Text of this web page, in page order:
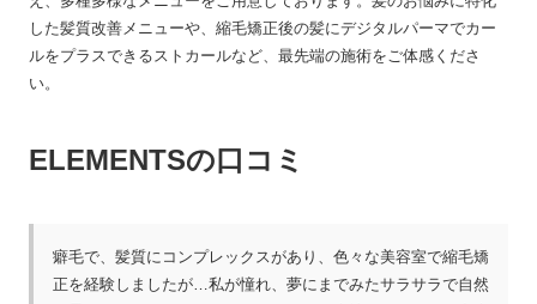
した髪質改善メニューや、縮毛矯正後の髪にデジタルパーマでカー
ルをプラスできるストカールなど、最先端の施術をご体感くださ
い。
ELEMENTSの口コミ
癖毛で、髪質にコンプレックスがあり、色々な美容室で縮毛矯
正を経験しましたが…私が憧れ、夢にまでみたサラサラで自然